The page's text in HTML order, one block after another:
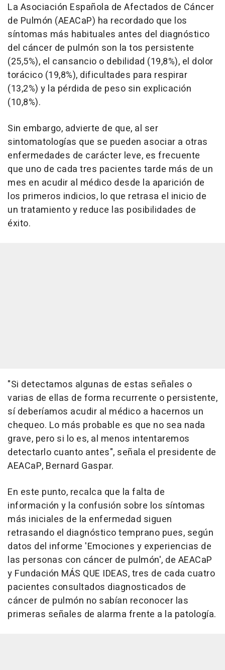
La Asociación Española de Afectados de Cáncer
de Pulmón (AEACaP) ha recordado que los
síntomas más habituales antes del diagnóstico
del cáncer de pulmón son la tos persistente
(25,5%), el cansancio o debilidad (19,8%), el dolor
torácico (19,8%), dificultades para respirar
(13,2%) y la pérdida de peso sin explicación
(10,8%).
Sin embargo, advierte de que, al ser
sintomatologías que se pueden asociar a otras
enfermedades de carácter leve, es frecuente
que uno de cada tres pacientes tarde más de un
mes en acudir al médico desde la aparición de
los primeros indicios, lo que retrasa el inicio de
un tratamiento y reduce las posibilidades de
éxito.
"Si detectamos algunas de estas señales o
varias de ellas de forma recurrente o persistente,
sí deberíamos acudir al médico a hacernos un
chequeo. Lo más probable es que no sea nada
grave, pero si lo es, al menos intentaremos
detectarlo cuanto antes", señala el presidente de
AEACaP, Bernard Gaspar.
En este punto, recalca que la falta de
información y la confusión sobre los síntomas
más iniciales de la enfermedad siguen
retrasando el diagnóstico temprano pues, según
datos del informe 'Emociones y experiencias de
las personas con cáncer de pulmón', de AEACaP
y Fundación MÁS QUE IDEAS, tres de cada cuatro
pacientes consultados diagnosticados de
cáncer de pulmón no sabían reconocer las
primeras señales de alarma frente a la patología.